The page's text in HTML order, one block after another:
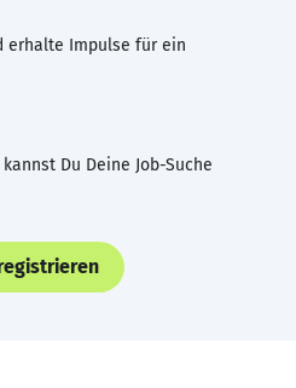
erhalte Impulse für ein
Du Deine Job-Suche